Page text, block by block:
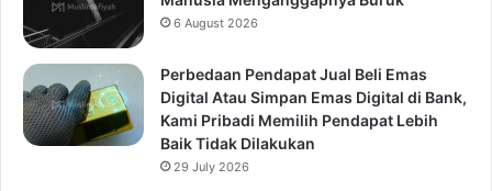
6 August 2026
Perbedaan Pendapat Jual Beli Emas
Digital Atau Simpan Emas Digital di Bank,
Kami Pribadi Memilih Pendapat Lebih
Baik Tidak Dilakukan
29 July 2026